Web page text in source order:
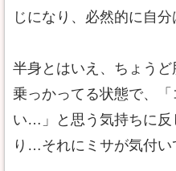
じになり、必然的に自
半身とはいえ、ちょう
乗っかってる状態で、
い…」と思う気持ちに反
り…それにミサが気付い